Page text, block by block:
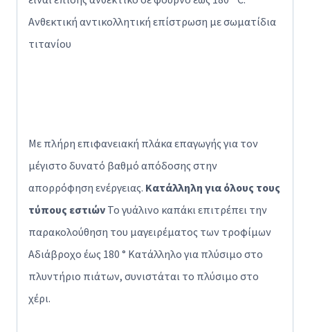
Ανθεκτική αντικολλητική επίστρωση με σωματίδια
τιτανίου
Με πλήρη επιφανειακή πλάκα επαγωγής για τον
μέγιστο δυνατό βαθμό απόδοσης στην
απορρόφηση ενέργειας. Κατάλληλη για όλους τους
τύπους εστιών Το γυάλινο καπάκι επιτρέπει την
παρακολούθηση του μαγειρέματος των τροφίμων
Αδιάβροχο έως 180 ° Κατάλληλο για πλύσιμο στο
πλυντήριο πιάτων, συνιστάται το πλύσιμο στο
χέρι.